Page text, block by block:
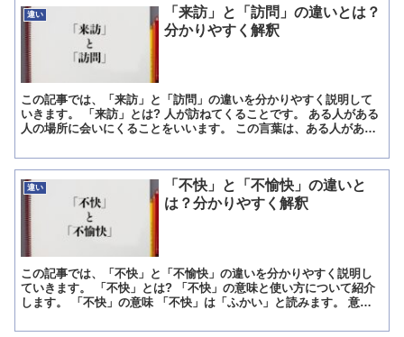
違い
「来訪」と「訪問」の違いとは？
分かりやすく解釈
この記事では、「来訪」と「訪問」の違いを分かりやすく説明して
いきます。 「来訪」とは? 人が訪ねてくることです。 ある人がある
人の場所に会いにくることをいいます。 この言葉は、ある人がある
違い
「不快」と「不愉快」の違いと
は？分かりやすく解釈
この記事では、「不快」と「不愉快」の違いを分かりやすく説明し
ていきます。 「不快」とは? 「不快」の意味と使い方について紹介
します。 「不快」の意味 「不快」は「ふかい」と読みます。 意味